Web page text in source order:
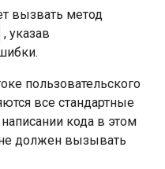
вызвать метод
, указав
пользовательского
все стандартные
кода в этом
должен вызывать